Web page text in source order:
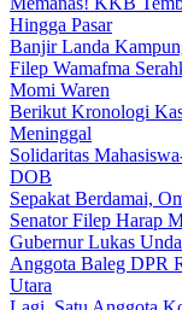
Hingga Pasar
Banjir Landa
Filep Wamafma
Momi Waren
Berikut Kronologi
Meninggal
Solidaritas
DOB
Sepakat Berdamai,
Senator Filep Harap
Gubernur Lukas
Anggota Baleg DPR
Utara